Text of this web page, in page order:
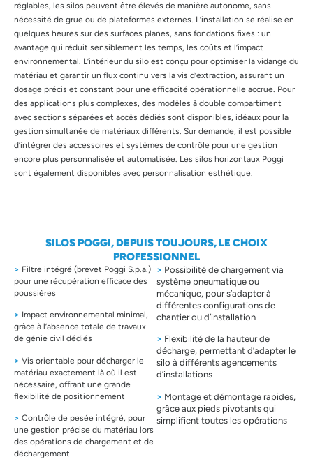
réglables, les silos peuvent être élevés de manière autonome, sans
nécessité de grue ou de plateformes externes. L’installation se réalise en
quelques heures sur des surfaces planes, sans fondations fixes : un
avantage qui réduit sensiblement les temps, les coûts et l’impact
environnemental. L’intérieur du silo est conçu pour optimiser la vidange du
matériau et garantir un flux continu vers la vis d’extraction, assurant un
dosage précis et constant pour une efficacité opérationnelle accrue. Pour
des applications plus complexes, des modèles à double compartiment
avec sections séparées et accès dédiés sont disponibles, idéaux pour la
gestion simultanée de matériaux différents. Sur demande, il est possible
d’intégrer des accessoires et systèmes de contrôle pour une gestion
encore plus personnalisée et automatisée. Les silos horizontaux Poggi
sont également disponibles avec personnalisation esthétique.
SILOS POGGI, DEPUIS TOUJOURS, LE CHOIX
PROFESSIONNEL
> Filtre intégré (brevet Poggi S.p.a.)
pour une récupération efficace des
poussières
> Impact environnemental minimal,
grâce à l’absence totale de travaux
de génie civil dédiés
> Vis orientable pour décharger le
matériau exactement là où il est
nécessaire, offrant une grande
flexibilité de positionnement
> Contrôle de pesée intégré, pour
une gestion précise du matériau lors
des opérations de chargement et de
déchargement
> Possibilité de chargement via
système pneumatique ou
mécanique, pour s’adapter à
différentes configurations de
chantier ou d’installation
> Flexibilité de la hauteur de
décharge, permettant d’adapter le
silo à différents agencements
d’installations
> Montage et démontage rapides,
grâce aux pieds pivotants qui
simplifient toutes les opérations